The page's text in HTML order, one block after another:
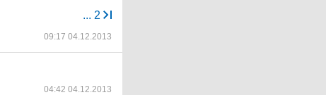
... 2
09:17 04.12.2013
04:42 04.12.2013